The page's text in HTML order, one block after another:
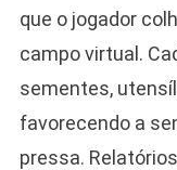
que o jogador
campo virtual.
sementes,
favorecendo a
pressa.